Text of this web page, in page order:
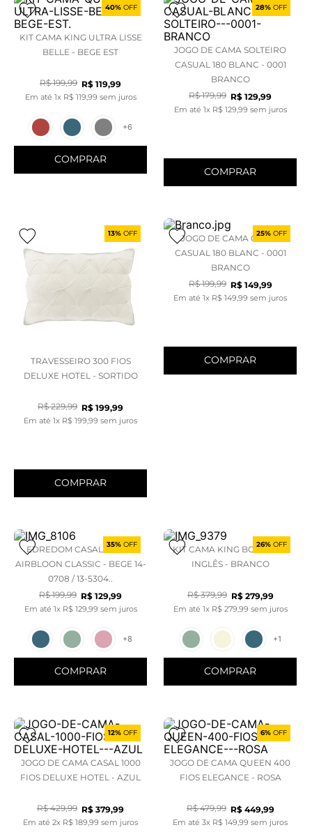
40% OFF
KIT CAMA KING ULTRA LISSE
BELLE - BEGE EST
R$ 199,99 R$ 119,99
Em até 1x R$ 119 99 sem juros
+6
COMPRAR
28% OFF
JOGO DE CAMA SOLTEIRO
CASUAL 180 BLANC - 0001
BRANCO
R$ 179,99 R$ 129,99
Em até 1x R$ 129 99 sem juros
COMPRAR
13% OFF
TRAVESSEIRO 300 FIOS
DELUXE HOTEL - SORTIDO
R$ 229,99 R$ 199,99
Em até 1x R$ 199 99 sem juros
COMPRAR
25% OFF
JOGO DE CAMA CASAL
CASUAL 180 BLANC - 0001
BRANCO
R$ 199,99 R$ 149,99
Em até 1x R$ 149 99 sem juros
COMPRAR
35% OFF
EDREDOM CASAL PLUSH
AIRBLOON CLASSIC - BEGE 14-
0708 / 13-5304..
R$ 199,99 R$ 129,99
Em até 1x R$ 129 99 sem juros
+8
COMPRAR
26% OFF
KIT CAMA KING BORDADO
INGLÊS - BRANCO
R$ 379,99 R$ 279,99
Em até 1x R$ 279 99 sem juros
+1
COMPRAR
12% OFF
JOGO DE CAMA CASAL 1000
FIOS DELUXE HOTEL - AZUL
R$ 429,99 R$ 379,99
Em até 2x R$ 189 99 sem juros
6% OFF
JOGO DE CAMA QUEEN 400
FIOS ELEGANCE - ROSA
R$ 479,99 R$ 449,99
Em até 3x R$ 149 99 sem juros